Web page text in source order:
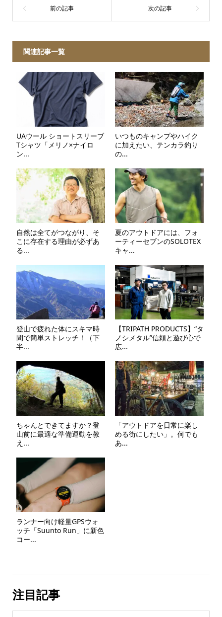
関連記事一覧
UAウール ショートスリーブ
Tシャツ「メリノ×ナイロ
ン...
いつものキャンプやハイク
に加えたい、テンカラ釣り
の...
自然は全てがつながり、そ
こに存在する理由が必ずあ
る...
夏のアウトドアには、フォ
ーティーセブンのSOLOTEX
キャ...
登山で疲れた体にスキマ時
間で簡単ストレッチ！（下
半...
【TRIPATH PRODUCTS】“タ
ノシメタル”信頼と遊び心で
広...
ちゃんとできてますか？登
山前に最適な準備運動を教
え...
「アウトドアを日常に楽し
める街にしたい」。何でも
あ...
ランナー向け軽量GPSウォ
ッチ「Suunto Run」に新色
コー...
注目記事